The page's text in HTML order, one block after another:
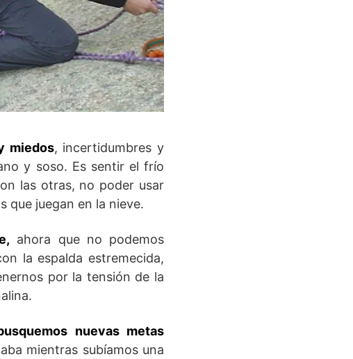
miedos, incertidumbres y
y soso. Es sentir el frío
las otras, no poder usar
que juegan en la nieve.
ahora que no podemos
la espalda estremecida,
por la tensión de la
nuevas metas
mientras subíamos una